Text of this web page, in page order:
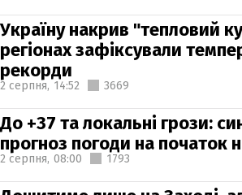
Україну накрив "тепловий
регіонах зафіксували
рекорди
2 серпня, 14:52 3669
До +37 та локальні грози:
прогноз погоди на початок
2 серпня, 08:00 1793